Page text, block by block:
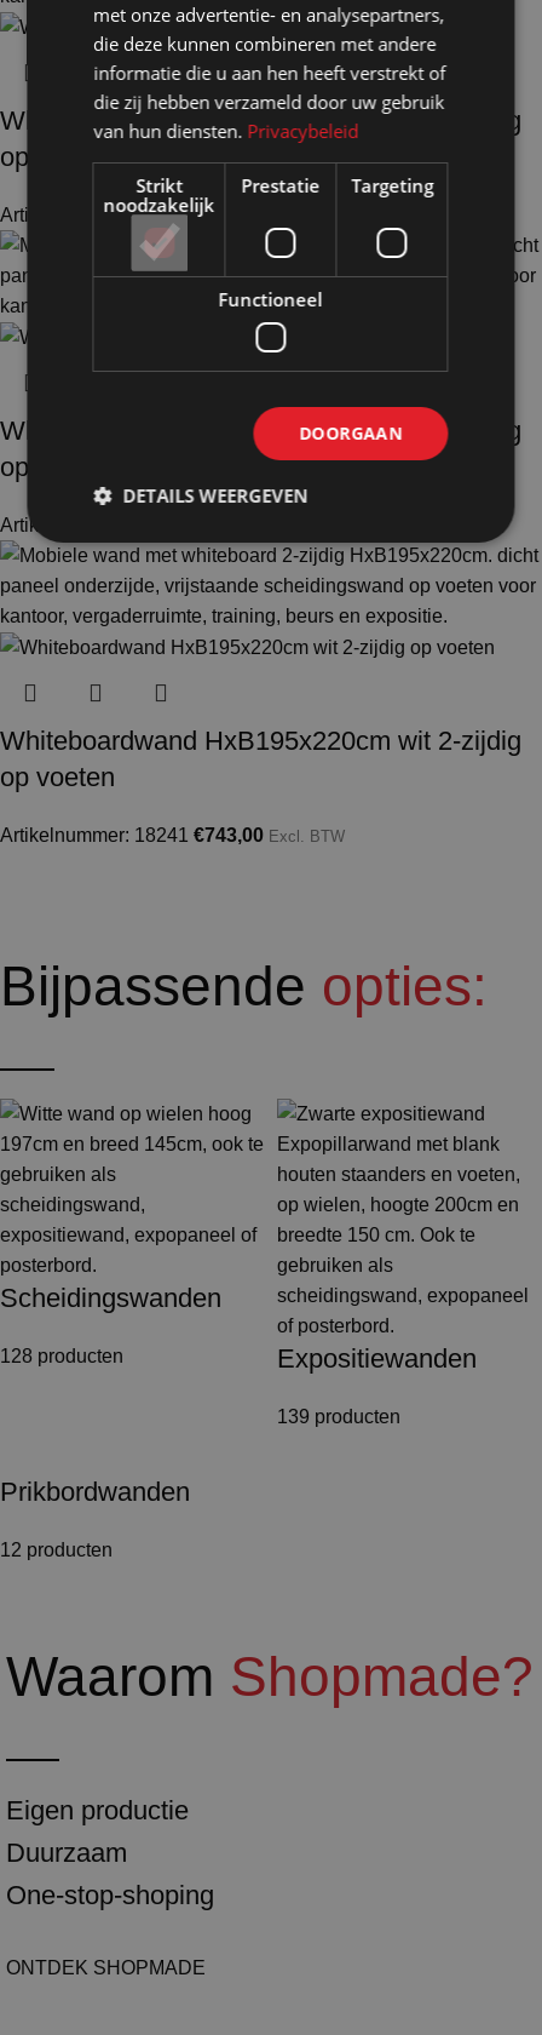
Whiteboardwand HxB195x220cm wit 1-zijdig
op voeten
Artikelnummer: 18240€613,00
Whiteboardwand HxB195x190cm wit 2-zijdig
op voeten
Artikelnummer: 18231
Whiteboardwand HxB195x220cm wit 2-zijdig
op voeten
Artikelnummer: 18241 €743,00 Excl. BTW
Bijpassende opties:
Scheidingswanden
128 producten Expositiewanden
139 producten
Prikbordwanden
12 producten
Waarom Shopmade?
Eigen productie
Duurzaam
One-stop-shoping
ONTDEK SHOPMADE
met onze advertentie- en analysepartners,
die deze kunnen combineren met andere
informatie die u aan hen heeft verstrekt of
die zij hebben verzameld door uw gebruik
van hun diensten. Privacybeleid
Strikt
noodzakelijk
Prestatie Targeting
Functioneel
DOORGAAN
DETAILS WEERGEVEN